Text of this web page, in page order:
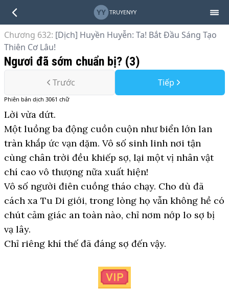
YY TRUYENYY
Chương 632: [Dịch] Huyền Huyễn: Ta! Bắt Đầu Sáng Tạo
Thiên Cơ Lâu!
Ngươi đã sớm chuẩn bị? (3)
Trước Tiếp
Phiên bản dịch 3061 chữ
Lời vừa dứt.
Một luồng ba động cuồn cuộn như biển lớn lan
tràn khắp ức vạn dặm. Vô số sinh linh nơi tận
cùng chân trời đều khiếp sợ, lại một vị nhân vật
chí cao vô thượng nữa xuất hiện!
Vô số người điên cuồng tháo chạy. Cho dù đã
cách xa Tu Di giới, trong lòng họ vẫn không hề có
chút cảm giác an toàn nào, chỉ nơm nớp lo sợ bị
vạ lây.
Chỉ riêng khí thế đã đáng sợ đến vậy.